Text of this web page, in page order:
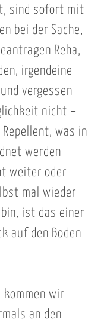
sind sofort mit
bei der Sache,
Reha,
irgendeine
vergessen
nicht –
was in
werden
weiter oder
mal wieder
ist das einer
auf den Boden
kommen wir
an den